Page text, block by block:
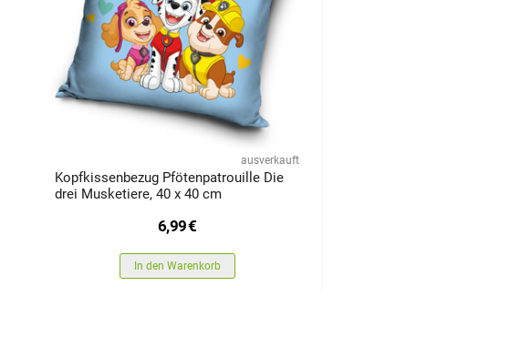
ausverkauft
Kopfkissenbezug Pfötenpatrouille Die
drei Musketiere, 40 x 40 cm
6,99€
In den Warenkorb